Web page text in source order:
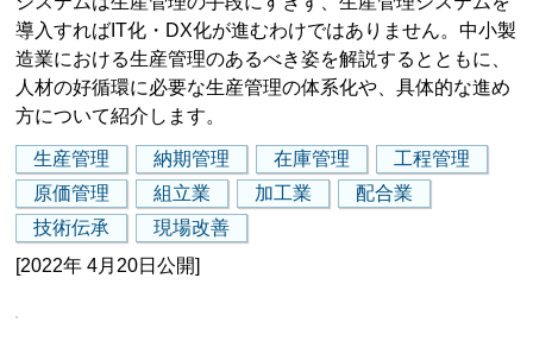
導入すればIT化・DX化が進むわけではありません。中小製
造業における生産管理のあるべき姿を解説するとともに、
人材の好循環に必要な生産管理の体系化や、具体的な進め
方について紹介します。
生産管理 納期管理 在庫管理
工程管理
原価管理
組立業 加工業
配合業
技術伝承
現場改善
[2022年 4月20日公開]